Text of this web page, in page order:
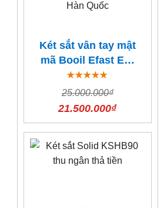
Két sắt vân tay mật
mã Booil Efast EF-
F670 nhập Hàn
Quốc
25.000.000₫
21.500.000₫